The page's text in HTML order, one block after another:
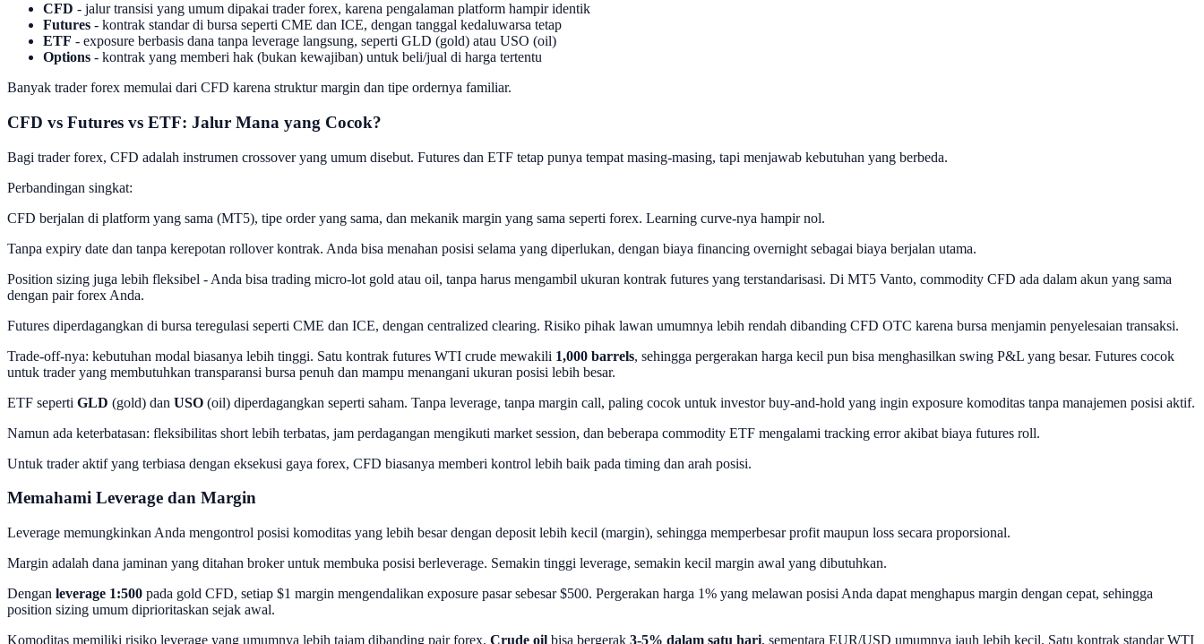
CFD - jalur transisi yang umum dipakai trader forex, karena pengalaman platform hampir identik
Futures - kontrak standar di bursa seperti CME dan ICE, dengan tanggal kedaluwarsa tetap
ETF - exposure berbasis dana tanpa leverage langsung, seperti GLD (gold) atau USO (oil)
Options - kontrak yang memberi hak (bukan kewajiban) untuk beli/jual di harga tertentu
Banyak trader forex memulai dari CFD karena struktur margin dan tipe ordernya familiar.
CFD vs Futures vs ETF: Jalur Mana yang Cocok?
Bagi trader forex, CFD adalah instrumen crossover yang umum disebut. Futures dan ETF tetap punya tempat masing-masing, tapi menjawab kebutuhan yang berbeda.
Perbandingan singkat:
CFD berjalan di platform yang sama (MT5), tipe order yang sama, dan mekanik margin yang sama seperti forex. Learning curve-nya hampir nol.
Tanpa expiry date dan tanpa kerepotan rollover kontrak. Anda bisa menahan posisi selama yang diperlukan, dengan biaya financing overnight sebagai biaya berjalan utama.
Position sizing juga lebih fleksibel - Anda bisa trading micro-lot gold atau oil, tanpa harus mengambil ukuran kontrak futures yang terstandarisasi. Di MT5 Vanto, commodity CFD ada dalam akun yang sama
dengan pair forex Anda.
Futures diperdagangkan di bursa teregulasi seperti CME dan ICE, dengan centralized clearing. Risiko pihak lawan umumnya lebih rendah dibanding CFD OTC karena bursa menjamin penyelesaian transaksi.
Trade-off-nya: kebutuhan modal biasanya lebih tinggi. Satu kontrak futures WTI crude mewakili 1,000 barrels, sehingga pergerakan harga kecil pun bisa menghasilkan swing P&L yang besar. Futures cocok
untuk trader yang membutuhkan transparansi bursa penuh dan mampu menangani ukuran posisi lebih besar.
ETF seperti GLD (gold) dan USO (oil) diperdagangkan seperti saham. Tanpa leverage, tanpa margin call, paling cocok untuk investor buy-and-hold yang ingin exposure komoditas tanpa manajemen posisi aktif.
Namun ada keterbatasan: fleksibilitas short lebih terbatas, jam perdagangan mengikuti market session, dan beberapa commodity ETF mengalami tracking error akibat biaya futures roll.
Untuk trader aktif yang terbiasa dengan eksekusi gaya forex, CFD biasanya memberi kontrol lebih baik pada timing dan arah posisi.
Memahami Leverage dan Margin
Leverage memungkinkan Anda mengontrol posisi komoditas yang lebih besar dengan deposit lebih kecil (margin), sehingga memperbesar profit maupun loss secara proporsional.
Margin adalah dana jaminan yang ditahan broker untuk membuka posisi berleverage. Semakin tinggi leverage, semakin kecil margin awal yang dibutuhkan.
Dengan leverage 1:500 pada gold CFD, setiap $1 margin mengendalikan exposure pasar sebesar $500. Pergerakan harga 1% yang melawan posisi Anda dapat menghapus margin dengan cepat, sehingga
position sizing umum diprioritaskan sejak awal.
Komoditas memiliki risiko leverage yang umumnya lebih tajam dibanding pair forex. Crude oil bisa bergerak 3-5% dalam satu hari, sementara EUR/USD umumnya jauh lebih kecil. Satu kontrak standar WTI